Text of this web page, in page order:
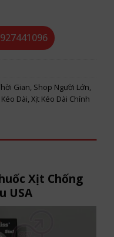
Gian, Shop Người Lớn,
Dài, Xịt Kéo Dài Chính
Xịt Chống
USA